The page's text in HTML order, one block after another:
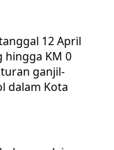
12 April
hingga KM 0
ganjil-
dalam Kota